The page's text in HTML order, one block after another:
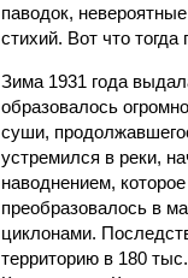
паводок,
стихий. Вот что
Зима 1931 года
образовалось
суши,
устремился в реки,
наводнением,
преобразовалось в
циклонами.
территорию в 180